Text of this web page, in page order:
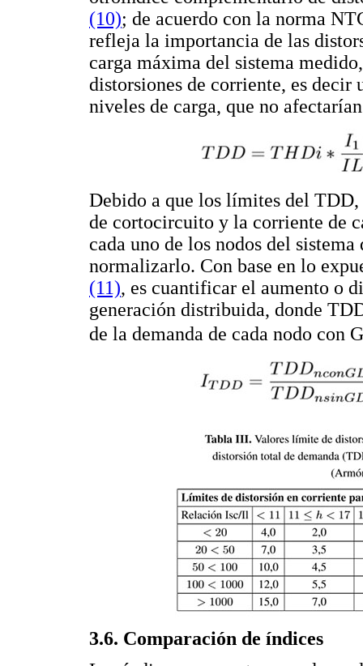
(10); de acuerdo con la norma
refleja la importancia de las
carga máxima del sistema
distorsiones de corriente, es decir
niveles de carga, que no
Debido a que los límites del TDD,
de cortocircuito y la corriente de
cada uno de los nodos del
normalizarlo. Con base en lo
(11), es cuantificar el aumento o
generación distribuida, donde
de la demanda de cada nodo con
3.6. Comparación de índices